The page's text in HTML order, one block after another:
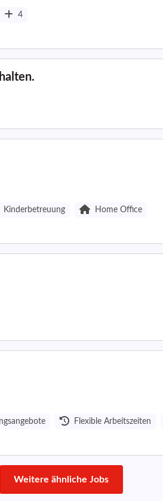
4
Kinderbetreuung Home Office
Flexible Arbeitszeiten
Weitere ähnliche Jobs